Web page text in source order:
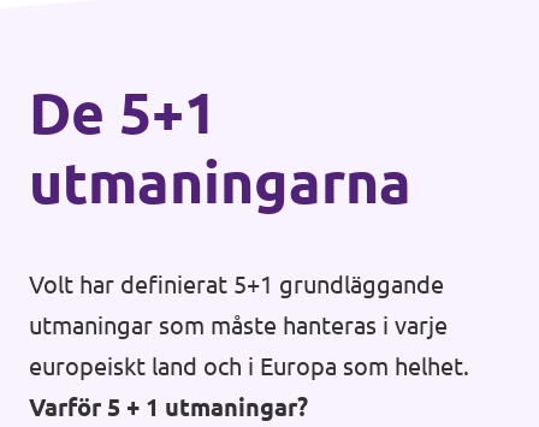
De 5+1
utmaningarna
Volt har definierat 5+1 grundläggande
utmaningar som måste hanteras i varje
europeiskt land och i Europa som helhet.
Varför 5 + 1 utmaningar?